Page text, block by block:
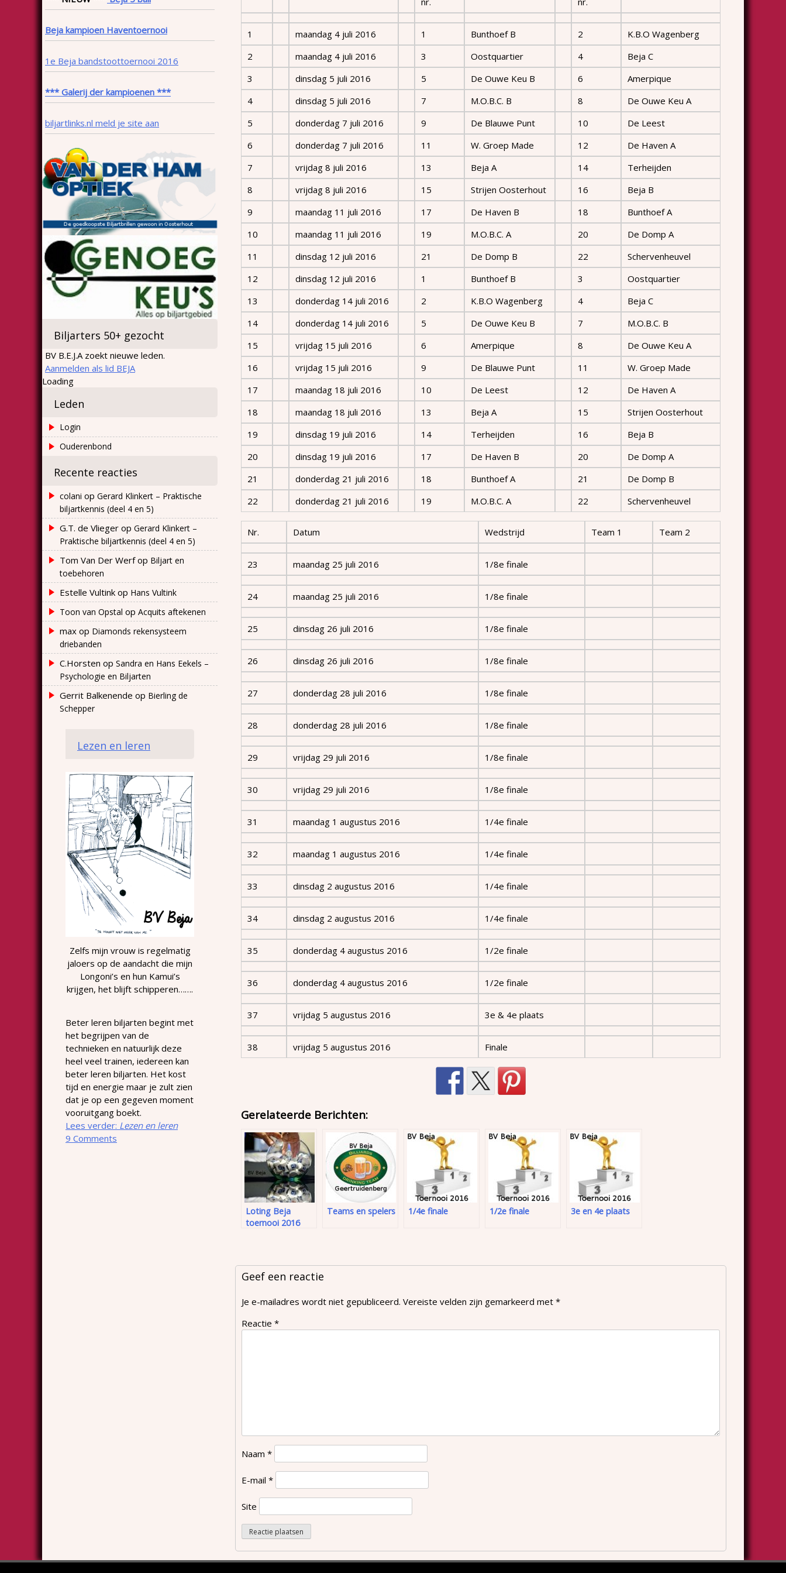
1 maandag 4 juli 2016 1 Bunthoef B 2
K.B.O Wagenberg
2
maandag 4 juli 2016 3 Oostquartier 4
Beja C
3
dinsdag 5 juli 2016 5 De Ouwe Keu B 6
Amerpique
4
dinsdag 5 juli 2016 7 M.O.B.C. B 8
De Ouwe Keu A
5
donderdag 7 juli 2016 9 De Blauwe Punt 10
De Leest
6
donderdag 7 juli 2016 11 W. Groep Made 12
De Haven A
7
vrijdag 8 juli 2016 13 Beja A 14
Terheijden
8
vrijdag 8 juli 2016 15 Strijen Oosterhout 16
Beja B
9
maandag 11 juli 2016 17 De Haven B 18
Bunthoef A
10
maandag 11 juli 2016 19 M.O.B.C. A 20
De Domp A
11
dinsdag 12 juli 2016 21 De Domp B 22
Schervenheuvel
12
dinsdag 12 juli 2016 1 Bunthoef B 3
Oostquartier
13
donderdag 14 juli 2016 2 K.B.O Wagenberg 4
Beja C
14
donderdag 14 juli 2016 5 De Ouwe Keu B 7
M.O.B.C. B
15
vrijdag 15 juli 2016 6 Amerpique 8
De Ouwe Keu A
16
vrijdag 15 juli 2016 9 De Blauwe Punt 11
W. Groep Made
17
maandag 18 juli 2016 10 De Leest 12
De Haven A
18
maandag 18 juli 2016 13 Beja A 15
Strijen Oosterhout
19
dinsdag 19 juli 2016 14 Terheijden 16
Beja B
20
dinsdag 19 juli 2016 17 De Haven B 20
De Domp A
21
donderdag 21 juli 2016 18 Bunthoef A 21
De Domp B
22
donderdag 21 juli 2016 19 M.O.B.C. A 22 Schervenheuvel
Nr. Datum Wedstrijd Team 1 Team 2
23 maandag 25 juli 2016 1/8e finale
24 maandag 25 juli 2016 1/8e finale
25 dinsdag 26 juli 2016 1/8e finale
26 dinsdag 26 juli 2016 1/8e finale
27 donderdag 28 juli 2016 1/8e finale
28 donderdag 28 juli 2016 1/8e finale
29 vrijdag 29 juli 2016 1/8e finale
30 vrijdag 29 juli 2016 1/8e finale
31 maandag 1 augustus 2016 1/4e finale
32 maandag 1 augustus 2016 1/4e finale
33 dinsdag 2 augustus 2016 1/4e finale
34 dinsdag 2 augustus 2016 1/4e finale
35 donderdag 4 augustus 2016 1/2e finale
36 donderdag 4 augustus 2016 1/2e finale
37 vrijdag 5 augustus 2016 3e & 4e plaats
38 vrijdag 5 augustus 2016 Finale
Gerelateerde Berichten:
Loting Beja
toernooi 2016
Teams en spelers 1/4e finale 1/2e finale 3e en 4e plaats
Geef een reactie
Je e-mailadres wordt niet gepubliceerd. Vereiste velden zijn gemarkeerd met *
Reactie *
Naam *
E-mail *
Site
Beja kampioen Haventoernooi
1e Beja bandstoottoernooi 2016
*** Galerij der kampioenen ***
biljartlinks.nl meld je site aan
Biljarters 50+ gezocht
BV B.E.J.A zoekt nieuwe leden.
Aanmelden als lid BEJA
Loading
Leden
Login
Ouderenbond
Recente reacties
colani op Gerard Klinkert – Praktische
biljartkennis (deel 4 en 5)
G.T. de Vlieger op Gerard Klinkert –
Praktische biljartkennis (deel 4 en 5)
Tom Van Der Werfop Biljart en
toebehoren
Estelle Vultink op Hans Vultink
Toon van Opstal op Acquits aftekenen
max op Diamonds rekensysteem
driebanden
C.Horsten op Sandra en Hans Eekels –
Psychologie en Biljarten
Gerrit Balkenende op Bierling de
Schepper
Lezen en leren
Zelfs mijn vrouw is regelmatig
jaloers op de aandacht die mijn
Longoni’s en hun Kamui’s
krijgen, het blijft schipperen…….
Beter leren biljarten begint met
het begrijpen van de
technieken en natuurlijk deze
heel veel trainen, iedereen kan
beter leren biljarten. Het kost
tijd en energie maar je zult zien
dat je op een gegeven moment
vooruitgang boekt.
Lees verder: Lezen en leren
9 Comments